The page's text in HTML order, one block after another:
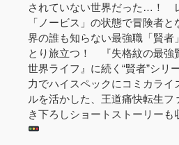
されていない世界だった…！
「ノービス」の状態で冒険者
界の誰も知らない最強職「賢者
とり旅立つ！ 『失格紋の最強
世界ライフ』に続く“賢者”シリ
力でハイスペックにコミカラ
ルを活かした、王道痛快転生
き下ろしショートストーリーも